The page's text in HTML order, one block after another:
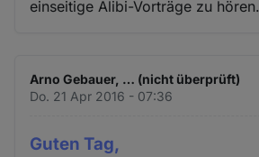
einseitige Alibi-Vorträge zu hören.
Arno Gebauer, … (nicht überprüft)
Do. 21 Apr 2016 - 07:36
Guten Tag,